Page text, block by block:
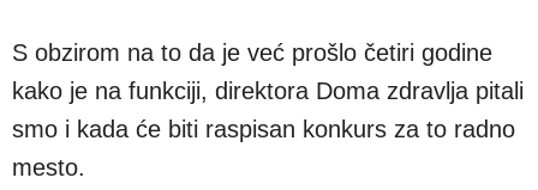
S obzirom na to da je već prošlo četiri godine
kako je na funkciji, direktora Doma zdravlja pitali
smo i kada će biti raspisan konkurs za to radno
mesto.